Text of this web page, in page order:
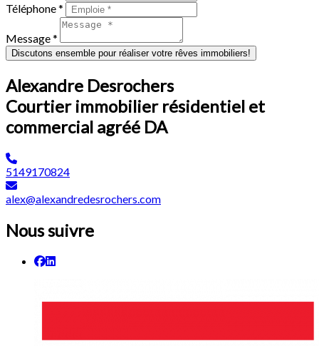
Téléphone *
Message *
Discutons ensemble pour réaliser votre rêves immobiliers!
Alexandre Desrochers
Courtier immobilier résidentiel et
commercial agréé DA
5149170824
alex@alexandredesrochers.com
Nous suivre